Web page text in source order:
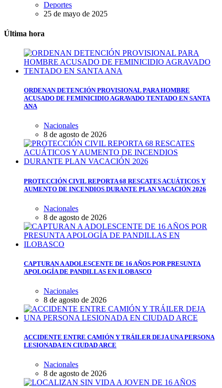
Deportes
25 de mayo de 2025
Última hora
ORDENAN DETENCIÓN PROVISIONAL PARA HOMBRE
ACUSADO DE FEMINICIDIO AGRAVADO TENTADO EN SANTA
ANA
Nacionales
8 de agosto de 2026
PROTECCIÓN CIVIL REPORTA 68 RESCATES ACUÁTICOS Y
AUMENTO DE INCENDIOS DURANTE PLAN VACACIÓN 2026
Nacionales
8 de agosto de 2026
CAPTURAN A ADOLESCENTE DE 16 AÑOS POR PRESUNTA
APOLOGÍA DE PANDILLAS EN ILOBASCO
Nacionales
8 de agosto de 2026
ACCIDENTE ENTRE CAMIÓN Y TRÁILER DEJA UNA PERSONA
LESIONADA EN CIUDAD ARCE
Nacionales
8 de agosto de 2026